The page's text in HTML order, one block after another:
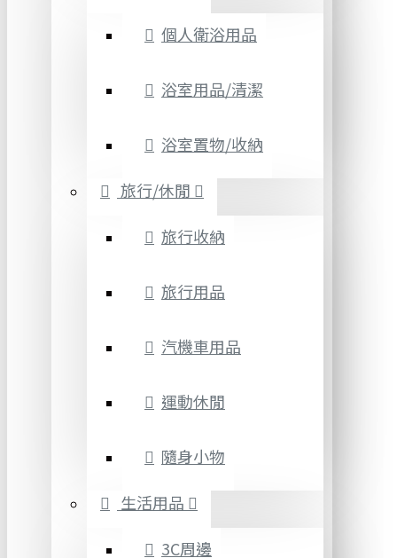
個人衛浴用品
浴室用品/清潔
浴室置物/收納
旅行/休閒
旅行收納
旅行用品
汽機車用品
運動休閒
隨身小物
生活用品
3C周邊